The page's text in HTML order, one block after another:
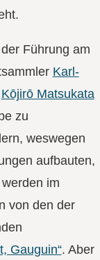
Führung am
Karl-
Kōjirō Matsukata
zu
weswegen
aufbauten,
im
von den der
Gauguin“. Aber